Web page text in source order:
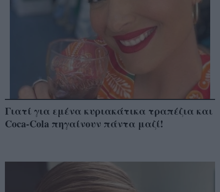
Γιατί για εμένα κυριακάτικα τραπέζια και
Coca-Cola πηγαίνουν πάντα μαζί!